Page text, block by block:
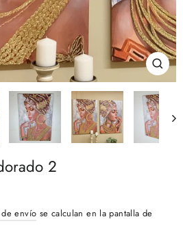
(esc)
2
de envío se calculan en la pantalla de